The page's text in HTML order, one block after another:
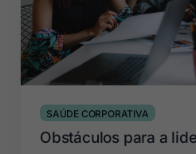
SAÚDE CORPORATIVA
Obstáculos para a